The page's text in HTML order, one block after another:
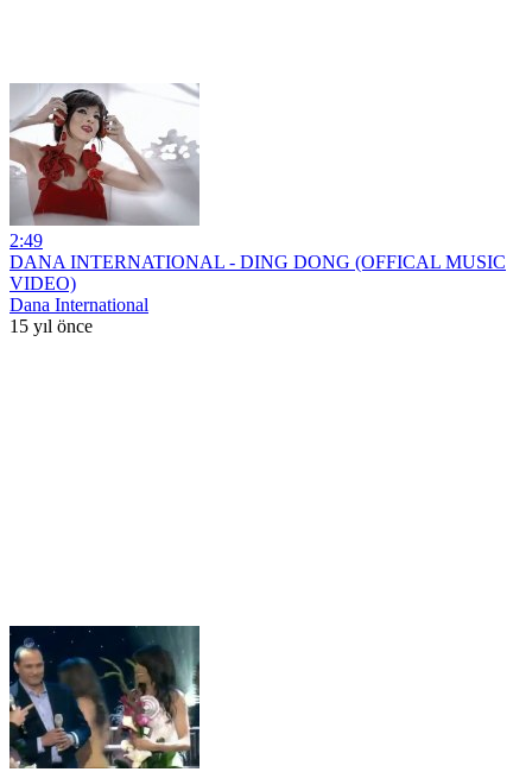
2:49
DANA INTERNATIONAL - DING DONG (OFFICAL MUSIC
VIDEO)
Dana International
15 yıl önce